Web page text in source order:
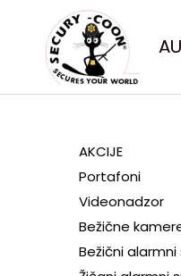
AKCIJE
Portafoni
Videonadzor
Bežične
Bežični